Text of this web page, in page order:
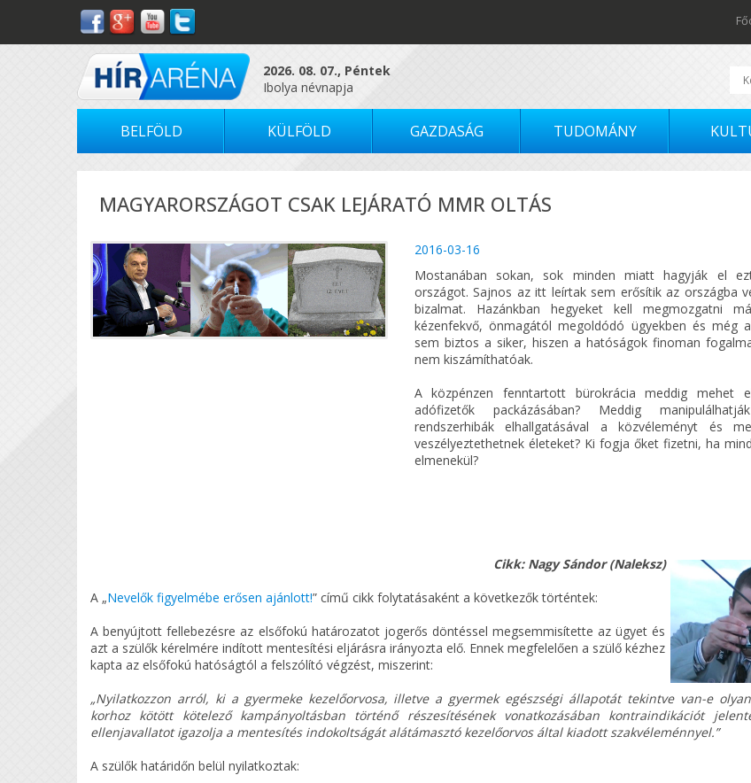
2026. 08. 07., Péntek
Ibolya névnapja
BELFÖLD KÜLFÖLD GAZDASÁG TUDOMÁNY
MAGYARORSZÁGOT CSAK LEJÁRATÓ MMR OLTÁS
2016-03-16
Mostanában sokan, sok minden miatt hagyják el
országot. Sajnos az itt leírtak sem erősítik az országba
bizalmat. Hazánkban hegyeket kell megmozgatni
kézenfekvő, önmagától megoldódó ügyekben és még
sem biztos a siker, hiszen a hatóságok finoman
nem kiszámíthatóak.
A közpénzen fenntartott bürokrácia meddig mehet
adófizetők packázásában? Meddig
rendszerhibák elhallgatásával a közvéleményt és
veszélyeztethetnek életeket? Ki fogja őket fizetni, ha
elmenekül?
Cikk: Nagy Sándor (Naleksz)
A „Nevelők figyelmébe erősen ajánlott!” című cikk folytatásaként a következők történtek:
A benyújtott fellebezésre az elsőfokú határozatot jogerős döntéssel megsemmisítette az ügyet és
azt a szülők kérelmére indított mentesítési eljárásra irányozta elő. Ennek megfelelően a szülő kézhez
kapta az elsőfokú hatóságtól a felszólító végzést, miszerint:
„Nyilatkozzon arról, ki a gyermeke kezelőorvosa, illetve a gyermek egészségi állapotát tekintve van-e
korhoz kötött kötelező kampányoltásban történő részesítésének vonatkozásában kontraindikációt
ellenjavallatot igazolja a mentesítés indokoltságát alátámasztó kezelőorvos által kiadott szakvéleménnyel.”
A szülők határidőn belül nyilatkoztak: